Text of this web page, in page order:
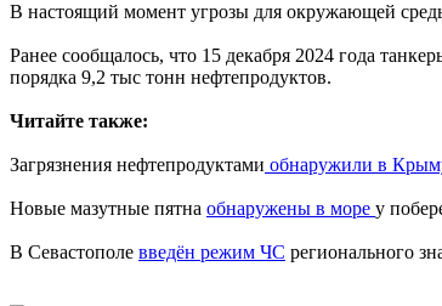
В настоящий момент угрозы для окружающей среды
Ранее сообщалось, что 15 декабря 2024 года
порядка 9,2 тыс тонн нефтепродуктов.
Читайте также:
Загрязнения нефтепродуктами обнаружили в
Новые мазутные пятна обнаружены в море у
В Севастополе введён режим ЧС регионального